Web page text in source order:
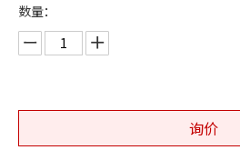
数量：
询价